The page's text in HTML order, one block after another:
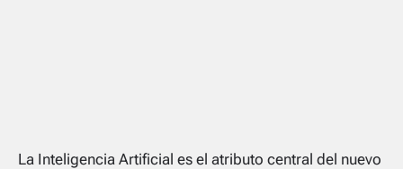
La Inteligencia Artificial es el atributo central del nuevo